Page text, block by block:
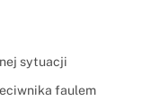
sytuacji
faulem